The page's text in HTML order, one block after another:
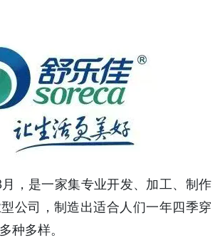
，是一家集专业开发、加工、制作
公司，制造出适合人们一年四季穿
种多样。